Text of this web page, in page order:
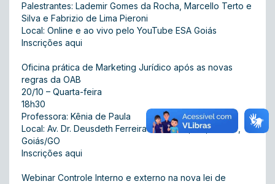
Palestrantes: Lademir Gomes da Rocha, Marcello Terto e
Silva e Fabrizio de Lima Pieroni
Local: Online e ao vivo pelo YouTube ESA Goiás
Inscrições aqui
Oficina prática de Marketing Jurídico após as novas
regras da OAB
20/10 – Quarta-feira
18h30
Professora: Kênia de Paula
Local: Av. Dr. Deusdeth Ferreira de Moura, s/n, Centro,
Goiás/GO
Inscrições aqui
Webinar Controle Interno e externo na nova lei de